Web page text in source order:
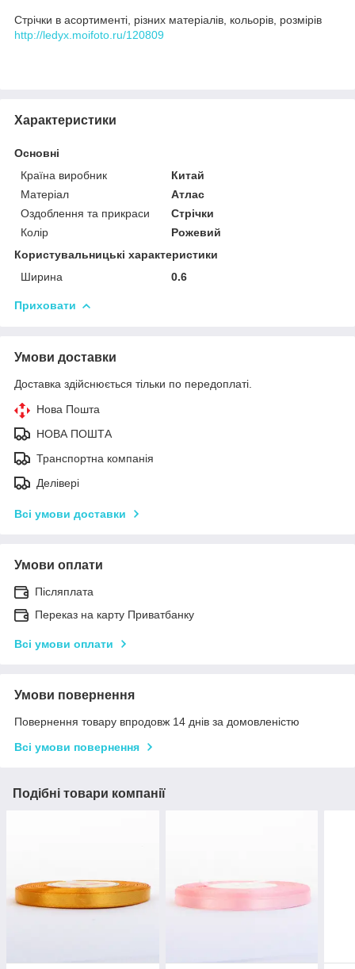
Стрічки в асортименті, різних матеріалів, кольорів, розмірів
http://ledyx.moifoto.ru/120809
Характеристики
Основні
Країна виробник
Китай
Матеріал
Атлас
Оздоблення та прикраси
Стрічки
Колір
Рожевий
Користувальницькі характеристики
Ширина
0.6
Приховати
Умови доставки
Доставка здійснюється тільки по передоплаті.
Нова Пошта
НОВА ПОШТА
Транспортна компанія
Делівері
Всі умови доставки
Умови оплати
Післяплата
Переказ на карту Приватбанку
Всі умови оплати
Умови повернення
Повернення товару впродовж 14 днів за домовленістю
Всі умови повернення
Подібні товари компанії